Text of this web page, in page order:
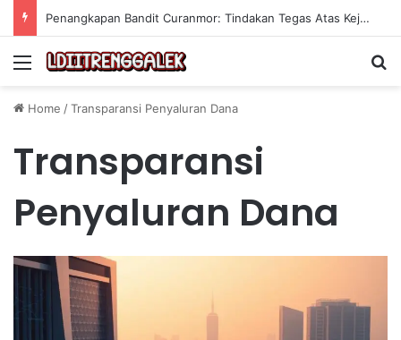
Penangkapan Bandit Curanmor: Tindakan Tegas Atas Kejahatan Sepeda Motor
Menu
Home /Transparansi Penyaluran Dana
Transparansi
Penyaluran Dana